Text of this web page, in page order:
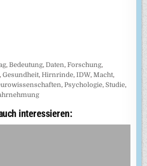
, Bedeutung, Daten,Forschung,
,Gesundheit, Hirnrinde,IDW, Macht,
, Psychologie, Studie,
interessieren: